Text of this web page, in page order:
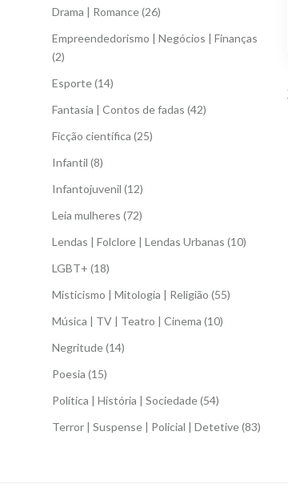
Drama | Romance(26)
Empreendedorismo | Negócios | Finanças
(2)
Esporte(14)
Fantasia | Contos de fadas (42)
Ficção científica (25)
Infantil (8)
Infantojuvenil (12)
Leia mulheres (72)
Lendas | Folclore | Lendas Urbanas (10)
LGBT+ (18)
Misticismo | Mitologia | Religião (55)
Música | TV | Teatro | Cinema (10)
Negritude(14)
Poesia (15)
Política | História | Sociedade(54)
Terror | Suspense | Policial | Detetive(83)